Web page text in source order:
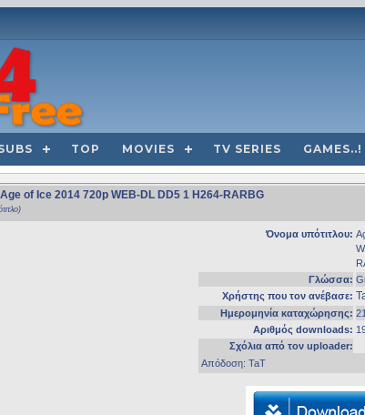
TOP MOVIES TV SERIES GAMES..!
of Ice 2014 720p WEB-DL DD5 1 H264-RARBG
Όνομα υπότιτλου:
Γλώσσα:
Χρήστης που τον ανέβασε:
Ημερομηνία καταχώρησης:
Αριθμός downloads:
Σχόλια από τον uploader:
Απόδοση: TaT